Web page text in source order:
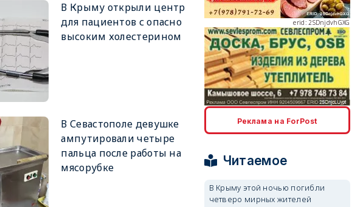
В Крыму открыли центр
для пациентов с опасно
высоким холестерином
В Севастополе девушке
ампутировали четыре
пальца после работы на
мясорубке
erid: 2SDnjdvhGXG
erid: 2SDnjcLUypt
erid: 2SDnjcrDNw6
Реклама на ForPost
Читаемое
В Крыму этой ночью погибли
четверо мирных жителей